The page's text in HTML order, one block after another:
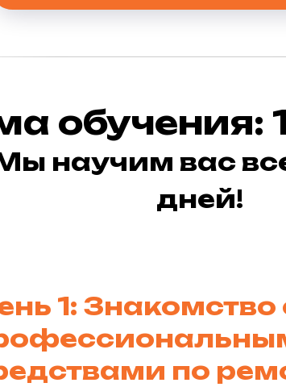
обучения:
научим вас
дней!
1: Знакомство
по